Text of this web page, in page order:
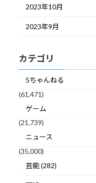
2023年10月
2023年9月
カテゴリ
5ちゃんねる
(61,471)
ゲーム
(21,739)
ニュース
(35,000)
芸能 (282)